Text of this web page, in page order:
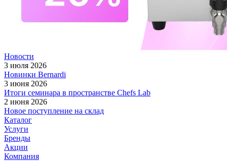
Новости
3 июля 2026
Новинки Bernardi
3 июня 2026
Итоги семинара в пространстве Chefs Lab
2 июня 2026
Новое поступление на склад
Каталог
Услуги
Бренды
Акции
Компания